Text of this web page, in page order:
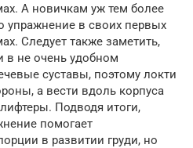
А новичкам уж тем более
упражнение в своих первых
Следует также заметить,
в не очень удобном
суставы, поэтому локти
а вести вдоль корпуса
Подводя итоги,
помогает
в развитии груди, но